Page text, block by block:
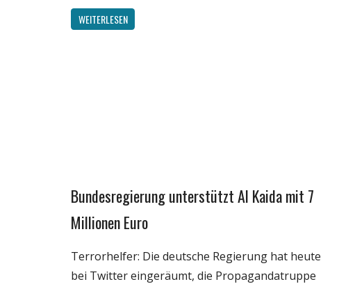
WEITERLESEN
Gesellschaft
Wissenschaft
Bundesregierung unterstützt Al Kaida mit 7
Millionen Euro
Terrorhelfer: Die deutsche Regierung hat heute
bei Twitter eingeräumt, die Propagandatruppe